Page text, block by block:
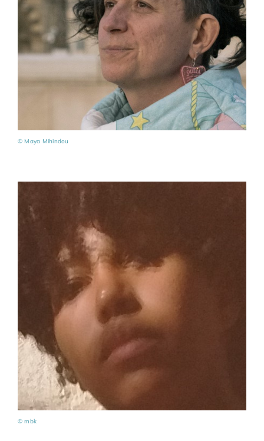
Bénévoles
Adhésions
Archives
© Maya Mihindou
© mbk